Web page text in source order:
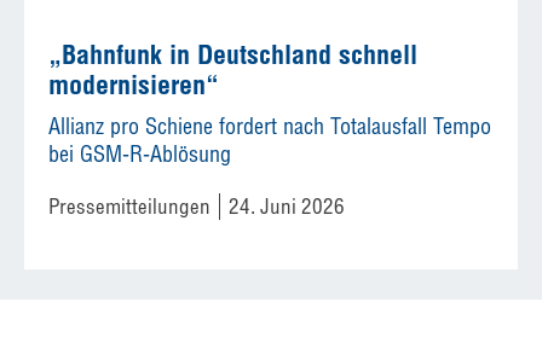
„Bahnfunk in Deutschland schnell
modernisieren“
Allianz pro Schiene fordert nach Totalausfall Tempo
bei GSM-R-Ablösung
Pressemitteilungen 24. Juni 2026